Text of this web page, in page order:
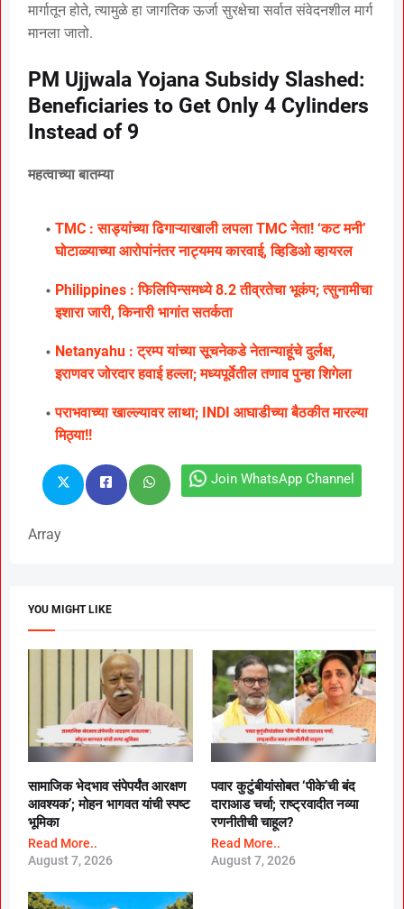
मार्गातून होते, त्यामुळे हा जागतिक ऊर्जा सुरक्षेचा सर्वात संवेदनशील मार्ग
मानला जातो.
PM Ujjwala Yojana Subsidy Slashed:
Beneficiaries to Get Only 4 Cylinders
Instead of 9
महत्वाच्या बातम्या
TMC : साड्यांच्या ढिगाऱ्याखाली लपला TMC नेता! ‘कट मनी’
घोटाळ्याच्या आरोपांनंतर नाट्यमय कारवाई, व्हिडिओ व्हायरल
Philippines : फिलिपिन्समध्ये 8.2 तीव्रतेचा भूकंप; त्सुनामीचा
इशारा जारी, किनारी भागांत सतर्कता
Netanyahu : ट्रम्प यांच्या सूचनेकडे नेतान्याहूंचे दुर्लक्ष,
इराणवर जोरदार हवाई हल्ला; मध्यपूर्वेतील तणाव पुन्हा शिगेला
पराभवाच्या खाल्ल्यावर लाथा; INDI आघाडीच्या बैठकीत मारल्या
मिठ्या!!
Join WhatsApp Channel
Array
YOU MIGHT LIKE
सामाजिक भेदभाव संपेपर्यंत आरक्षण
आवश्यक’; मोहन भागवत यांची स्पष्ट
भूमिका
Read More..
August 7, 2026
पवार कुटुंबीयांसोबत ‘पीके’ची बंद
दाराआड चर्चा; राष्ट्रवादीत नव्या
रणनीतीची चाहूल?
Read More..
August 7, 2026